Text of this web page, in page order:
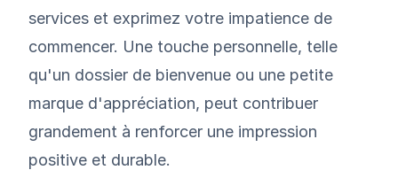
services et exprimez votre impatience de
commencer. Une touche personnelle, telle
qu'un dossier de bienvenue ou une petite
marque d'appréciation, peut contribuer
grandement à renforcer une impression
positive et durable.